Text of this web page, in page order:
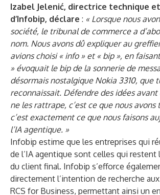
Izabel Jelenić, directrice technique
d’Infobip, déclare : « Lorsque nous
société, le tribunal de commerce a
nom. Nous avons dû expliquer au
avions choisi « info » et « bip », en
» évoquait le bip de la sonnerie de
désormais nostalgique Nokia 3310, que
reconnaissait. Défendre des idées
ne les rattrape, c’est ce que nous
c’est exactement ce que nous faisons
l’IA agentique. »
Infobip estime que les entreprises qui
de l’IA agentique sont celles qui restent
du client final. Infobip s’efforce
directement l’intention de recherche
RCS for Business, permettant ainsi un